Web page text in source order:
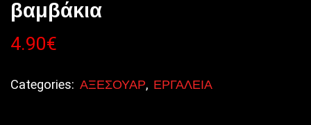
βαμβάκια
4.90€
Categories: ΑΞΕΣΟΥΑΡ, ΕΡΓΑΛΕΙΑ